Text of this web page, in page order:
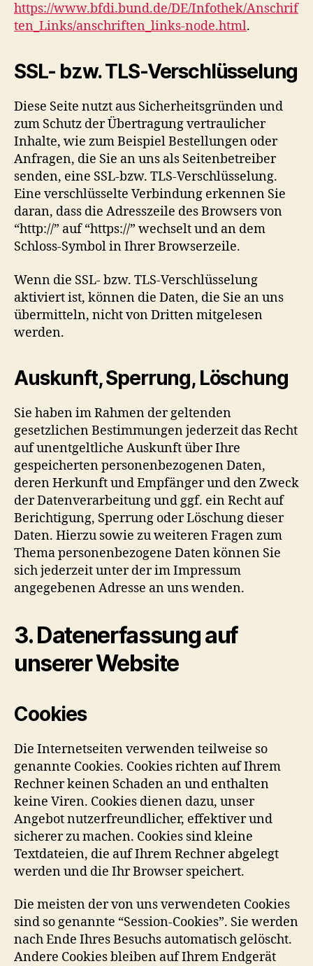
https://www.bfdi.bund.de/DE/Infothek/Anschrif
ten_Links/anschriften_links-node.html.
SSL- bzw. TLS-Verschlüsselung
Diese Seite nutzt aus Sicherheitsgründen und
zum Schutz der Übertragung vertraulicher
Inhalte, wie zum Beispiel Bestellungen oder
Anfragen, die Sie an uns als Seitenbetreiber
senden, eine SSL-bzw. TLS-Verschlüsselung.
Eine verschlüsselte Verbindung erkennen Sie
daran, dass die Adresszeile des Browsers von
“http://” auf “https://” wechselt und an dem
Schloss-Symbol in Ihrer Browserzeile.
Wenn die SSL- bzw. TLS-Verschlüsselung
aktiviert ist, können die Daten, die Sie an uns
übermitteln, nicht von Dritten mitgelesen
werden.
Auskunft, Sperrung, Löschung
Sie haben im Rahmen der geltenden
gesetzlichen Bestimmungen jederzeit das Recht
auf unentgeltliche Auskunft über Ihre
gespeicherten personenbezogenen Daten,
deren Herkunft und Empfänger und den Zweck
der Datenverarbeitung und ggf. ein Recht auf
Berichtigung, Sperrung oder Löschung dieser
Daten. Hierzu sowie zu weiteren Fragen zum
Thema personenbezogene Daten können Sie
sich jederzeit unter der im Impressum
angegebenen Adresse an uns wenden.
3. Datenerfassung auf
unserer Website
Cookies
Die Internetseiten verwenden teilweise so
genannte Cookies. Cookies richten auf Ihrem
Rechner keinen Schaden an und enthalten
keine Viren. Cookies dienen dazu, unser
Angebot nutzerfreundlicher, effektiver und
sicherer zu machen. Cookies sind kleine
Textdateien, die auf Ihrem Rechner abgelegt
werden und die Ihr Browser speichert.
Die meisten der von uns verwendeten Cookies
sind so genannte “Session-Cookies”. Sie werden
nach Ende Ihres Besuchs automatisch gelöscht.
Andere Cookies bleiben auf Ihrem Endgerät